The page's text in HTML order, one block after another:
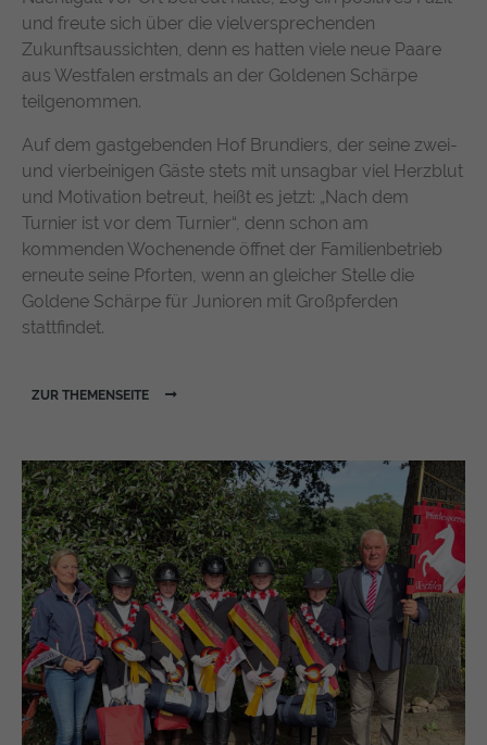
und freute sich über die vielversprechenden
Zukunftsaussichten, denn es hatten viele neue Paare
aus Westfalen erstmals an der Goldenen Schärpe
teilgenommen.
Auf dem gastgebenden Hof Brundiers, der seine zwei-
und vierbeinigen Gäste stets mit unsagbar viel Herzblut
und Motivation betreut, heißt es jetzt: „Nach dem
Turnier ist vor dem Turnier“, denn schon am
kommenden Wochenende öffnet der Familienbetrieb
erneute seine Pforten, wenn an gleicher Stelle die
Goldene Schärpe für Junioren mit Großpferden
stattfindet.
ZUR THEMENSEITE